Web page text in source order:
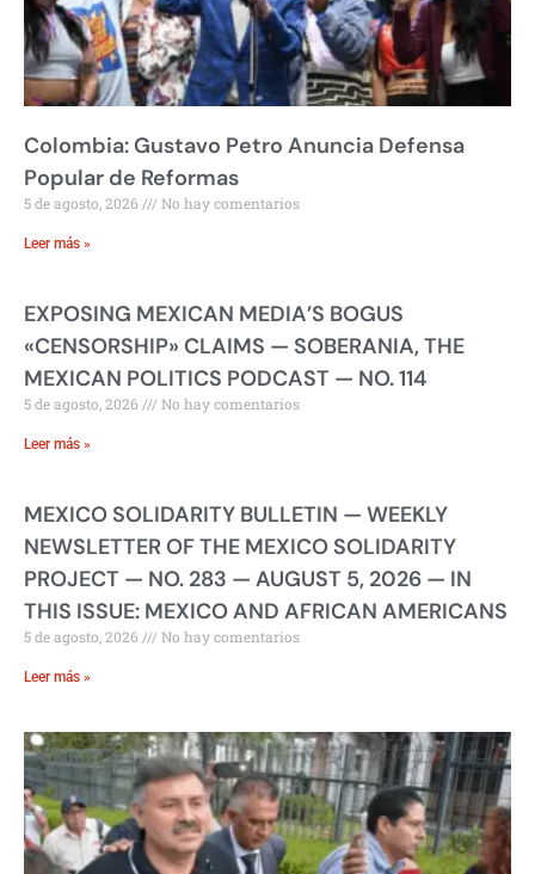
Colombia: Gustavo Petro Anuncia Defensa
Popular de Reformas
5 de agosto, 2026 No hay comentarios
Leer más »
EXPOSING MEXICAN MEDIA’S BOGUS
«CENSORSHIP» CLAIMS — SOBERANIA, THE
MEXICAN POLITICS PODCAST — NO. 114
5 de agosto, 2026 No hay comentarios
Leer más »
MEXICO SOLIDARITY BULLETIN — WEEKLY
NEWSLETTER OF THE MEXICO SOLIDARITY
PROJECT — NO. 283 — AUGUST 5, 2026 — IN
THIS ISSUE: MEXICO AND AFRICAN AMERICANS
5 de agosto, 2026 No hay comentarios
Leer más »